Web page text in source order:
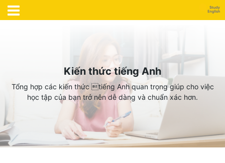
Kiến thức tiếng Anh
Tổng hợp các kiến thức tiếng Anh quan trọng giúp cho việc
học tập của bạn trở nên dễ dàng và chuẩn xác hơn.